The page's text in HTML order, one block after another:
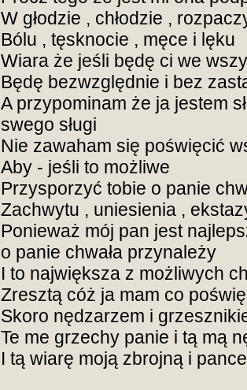
W głodzie , chłodzie ,
Bólu , tęsknocie , męce i lęku
Wiara że jeśli będę ci we
Będę bezwzględnie i bez
A przypominam że ja jestem
swego sługi
Nie zawaham się poświęcić
Aby - jeśli to możliwe
Przysporzyć tobie o panie
Zachwytu , uniesienia ,
Ponieważ mój pan jest
o panie chwała przynależy
I to największa z możliwych
Zresztą cóż ja mam co
Skoro nędzarzem i
Te me grzechy panie i tą mą
I tą wiarę moją zbrojną i